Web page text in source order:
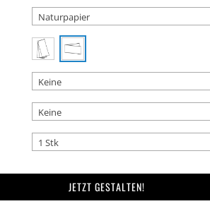
1 Stk
Naturpapier
Keine
Keine
JETZT GESTALTEN!